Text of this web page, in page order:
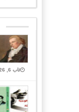
ئاب 6, 2026 Closed